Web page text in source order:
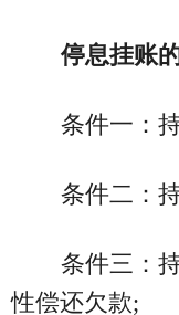
停息挂账
条件一：
条件二：
条件三：
性偿还欠款;